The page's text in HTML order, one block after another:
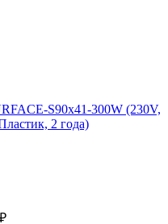
S90x41-300W (230V,
2 года)
₽